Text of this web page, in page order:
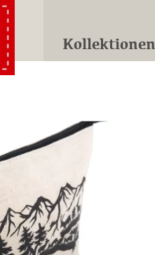
Kollektionen